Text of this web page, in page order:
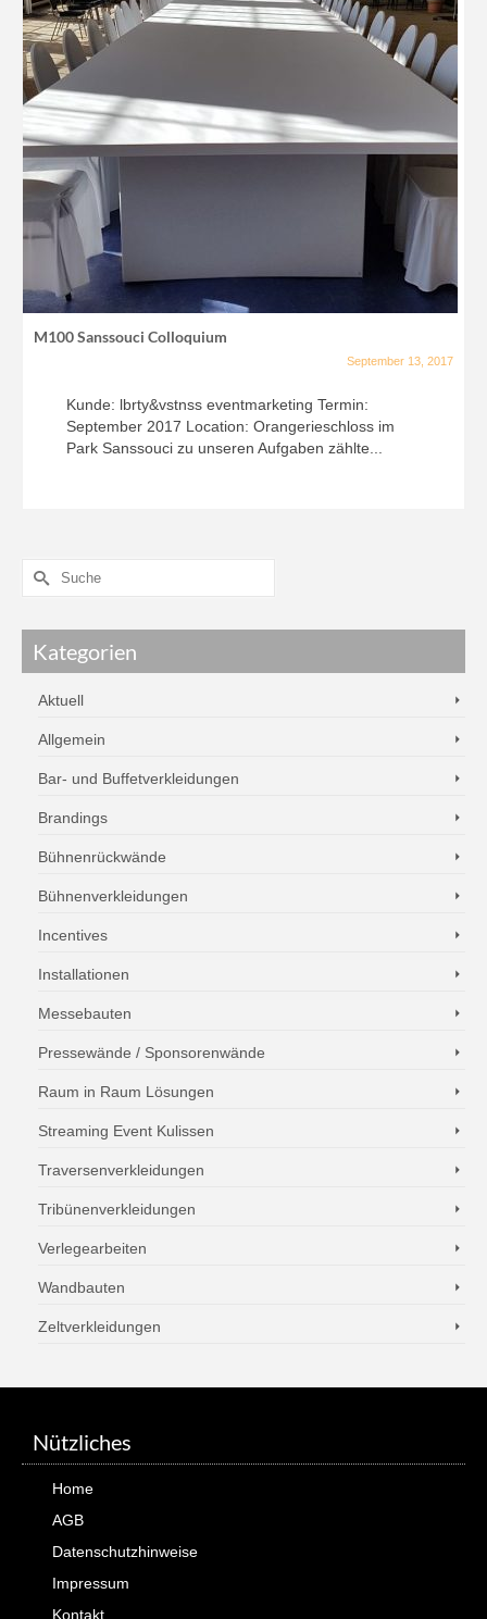
M100 Sanssouci Colloquium
September 13, 2017
Kunde: lbrty&vstnss eventmarketing Termin:
September 2017 Location: Orangerieschloss im
Park Sanssouci zu unseren Aufgaben zählte...
Kategorien
Aktuell
Allgemein
Bar- und Buffetverkleidungen
Brandings
Bühnenrückwände
Bühnenverkleidungen
Incentives
Installationen
Messebauten
Pressewände / Sponsorenwände
Raum in Raum Lösungen
Streaming Event Kulissen
Traversenverkleidungen
Tribünenverkleidungen
Verlegearbeiten
Wandbauten
Zeltverkleidungen
Nützliches
Home
AGB
Datenschutzhinweise
Impressum
Kontakt